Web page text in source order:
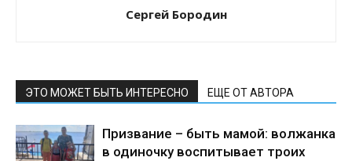
Сергей Бородин
ЭТО МОЖЕТ БЫТЬ ИНТЕРЕСНО ЕЩЕ ОТ АВТОРА
Призвание – быть мамой: волжанка
в одиночку воспитывает троих